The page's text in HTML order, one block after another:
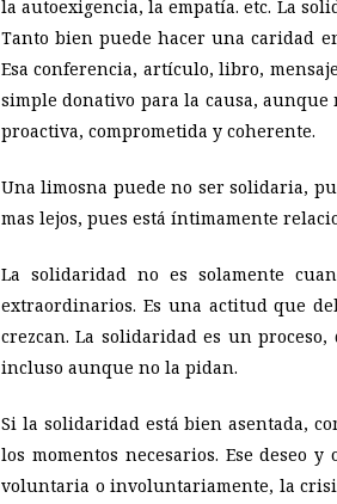
la autoexigencia, la empatía. etc. La
Tanto bien puede hacer una caridad
Esa conferencia, artículo, libro,
simple donativo para la causa, aunque
proactiva, comprometida y coherente.
Una limosna puede no ser solidaria,
mas lejos, pues está íntimamente
La solidaridad no es solamente
extraordinarios. Es una actitud que
crezcan. La solidaridad es un
incluso aunque no la pidan.
Si la solidaridad está bien asentada,
los momentos necesarios. Ese deseo
voluntaria o involuntariamente, la